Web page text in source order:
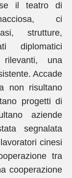
il teatro di
ci
strutture,
diplomatici
rilevanti, una
Accade
non risultano
progetti di
aziende
segnalata
cinesi
tra
cooperazione